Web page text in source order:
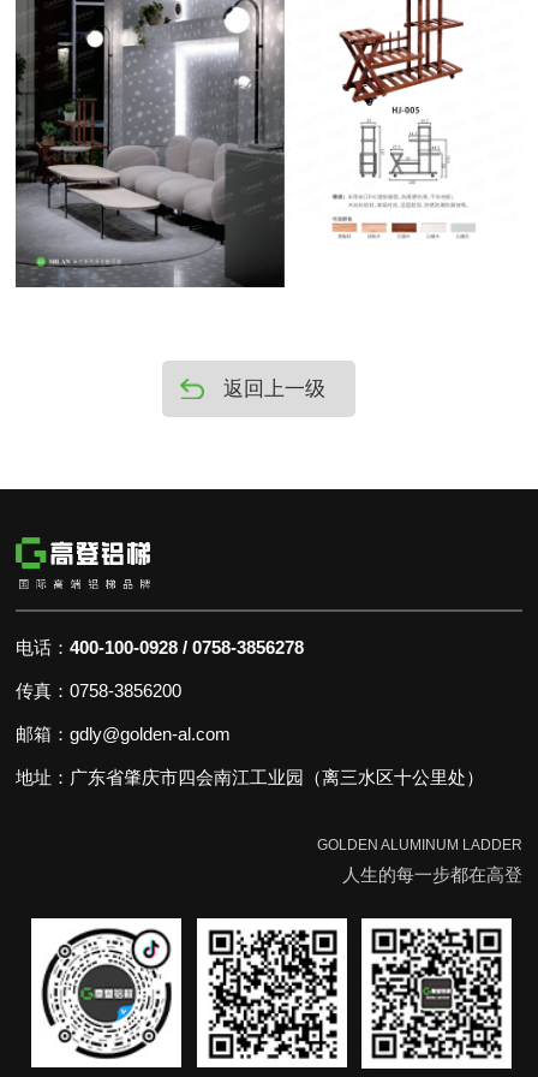
返回上一级
电话：400-100-0928 / 0758-3856278
传真：0758-3856200
邮箱：gdly@golden-al.com
地址：广东省肇庆市四会南江工业园（离三水区十公里处）
GOLDEN ALUMINUM LADDER
人生的每一步都在高登